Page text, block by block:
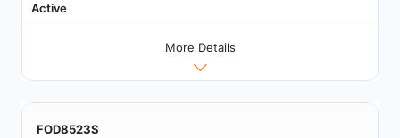
Active
More Details
FOD8523S